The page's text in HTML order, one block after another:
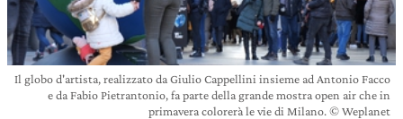
Il globo d'artista, realizzato da Giulio Cappellini insieme ad Antonio Facco
e da Fabio Pietrantonio, fa parte della grande mostra open air che in
primavera colorerà le vie di Milano. © Weplanet